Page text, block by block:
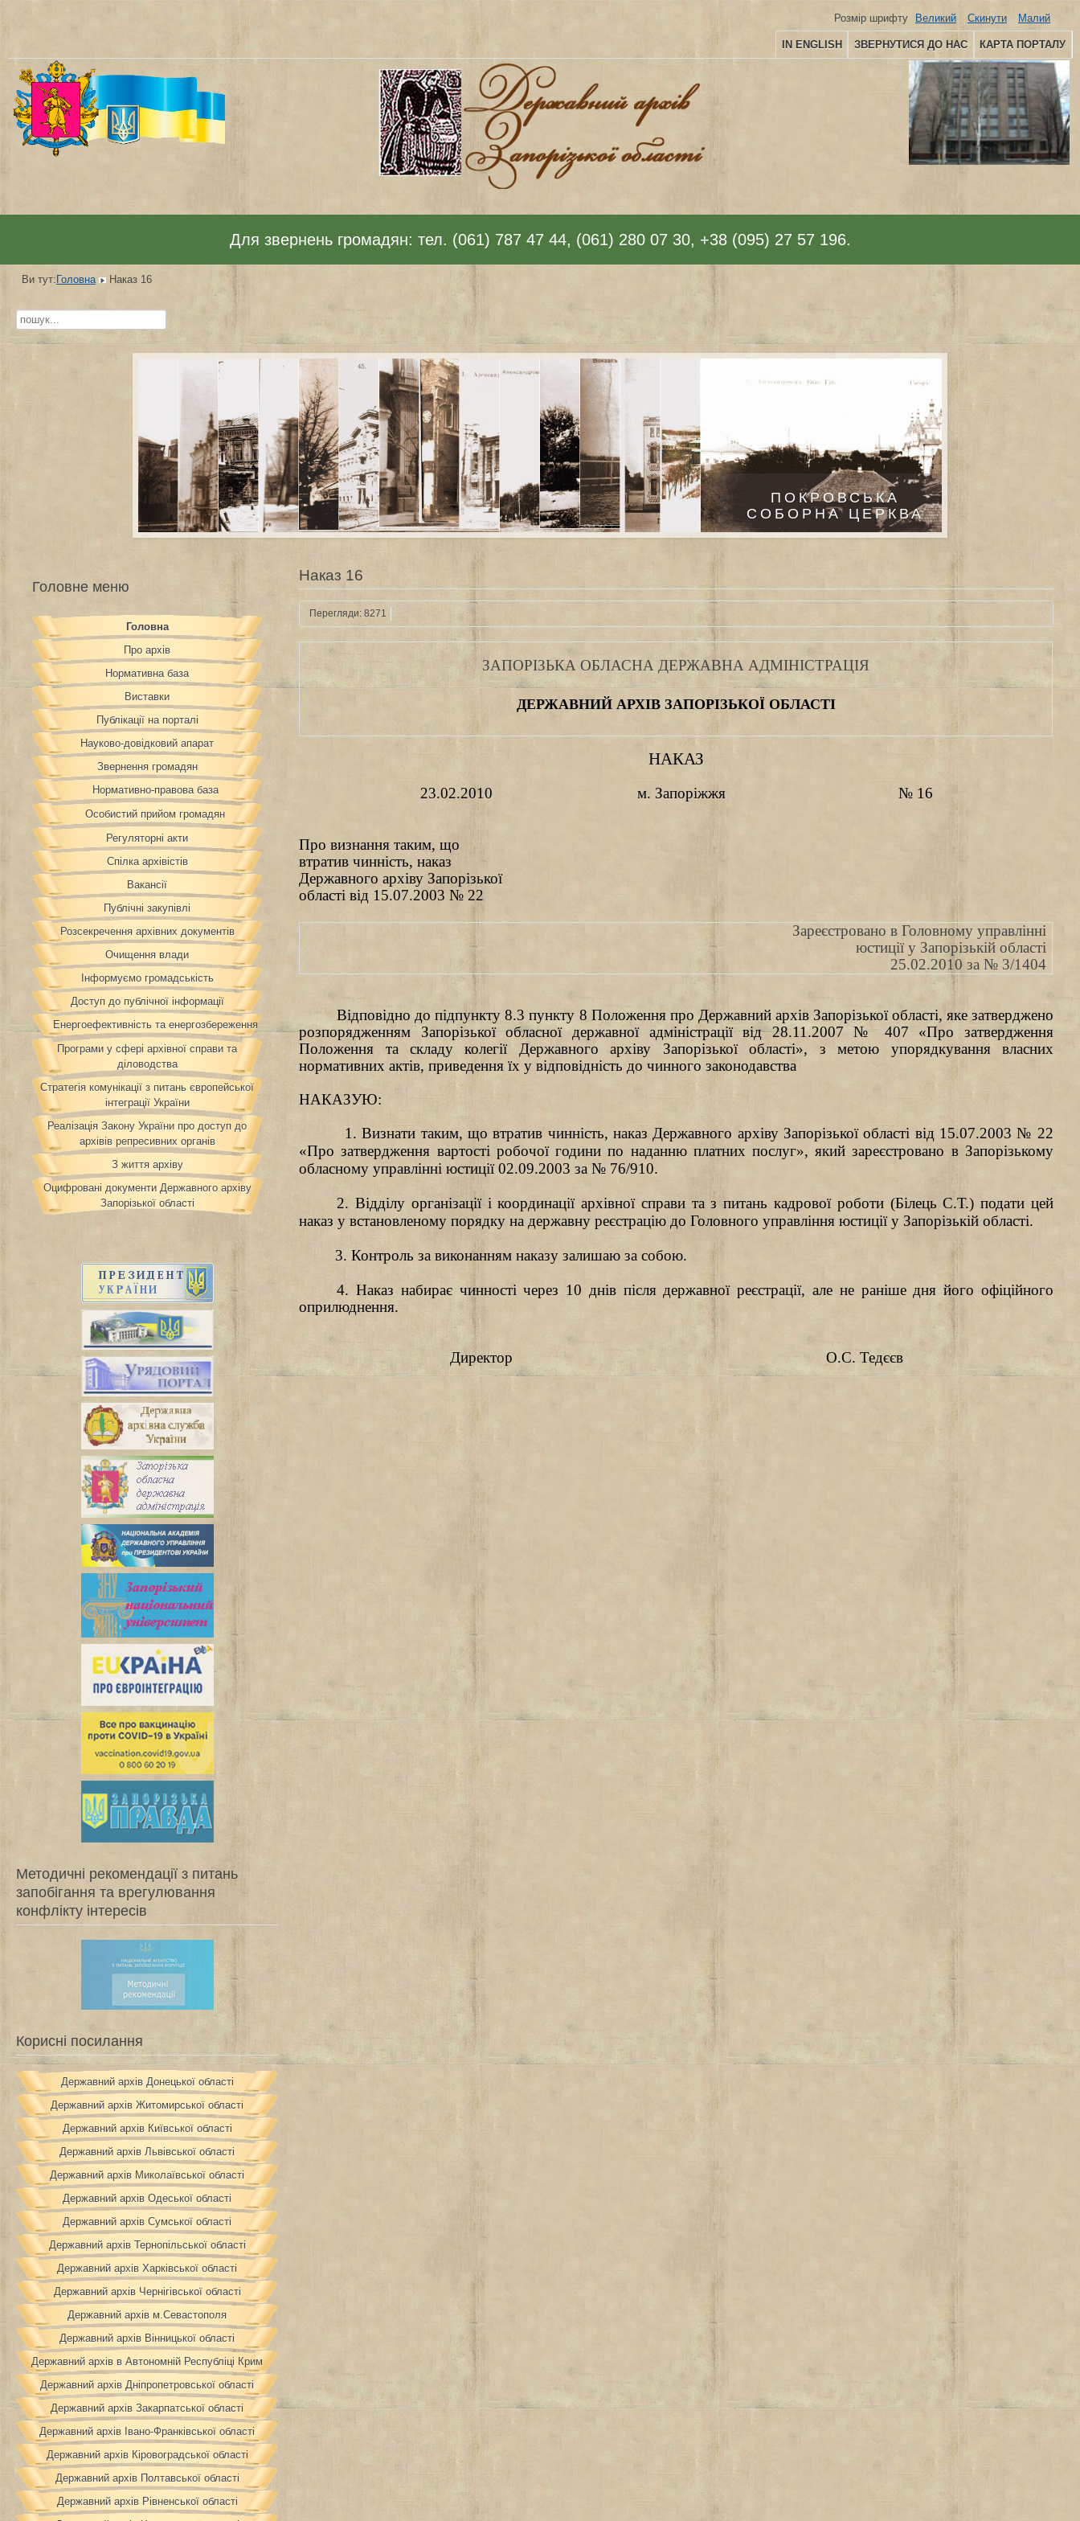
IN ENGLISH ЗВЕРНУТИСЯ ДО НАС КАРТА ПОРТАЛУ
Розмір шрифту Великий Скинути Малий
Для звернень громадян: тел. (061) 787 47 44, (061) 280 07 30, +38 (095) 27 57 196.
Ви тут: Головна Наказ 16
Пошук...
ПОКРОВСЬКА
СОБОРНА ЦЕРКВА
Головне меню
Головна
Про архів
Нормативна база
Виставки
Публікації на порталі
Науково-довідковий апарат
Звернення громадян
Нормативно-правова база
Особистий прийом громадян
Регуляторні акти
Спілка архівістів
Вакансії
Публічні закупівлі
Розсекречення архівних документів
Очищення влади
Інформуємо громадськість
Доступ до публічної інформації
Енергоефективність та енергозбереження
Програми у сфері архівної справи та
діловодства
Стратегія комунікації з питань європейської
інтеграції України
Реалізація Закону України про доступ до
архівів репресивних органів
З життя архіву
Оцифровані документи Державного архіву
Запорізької області
Методичні рекомендації з питань
запобігання та врегулювання
конфлікту інтересів
Корисні посилання
Державний архів Донецької області
Державний архів Житомирської області
Державний архів Київської області
Державний архів Львівської області
Державний архів Миколаївської області
Державний архів Одеської області
Державний архів Сумської області
Державний архів Тернопільської області
Державний архів Харківської області
Державний архів Чернігівської області
Державний архів м.Севастополя
Державний архів Вінницької області
Державний архів в Автономній Республіці Крим
Державний архів Дніпропетровської області
Державний архів Закарпатської області
Державний архів Івано-Франківської області
Державний архів Кіровоградської області
Державний архів Полтавської області
Державний архів Рівненської області
Наказ 16
Перегляди: 8271
ЗАПОРІЗЬКА ОБЛАСНА ДЕРЖАВНА АДМІНІСТРАЦІЯ
ДЕРЖАВНИЙ АРХІВ ЗАПОРІЗЬКОЇ ОБЛАСТІ
НАКАЗ
23.02.2010 м. Запоріжжя № 16
Про визнання таким, що
втратив чинність, наказ
Державного архіву Запорізької
області від 15.07.2003 №22
Зареєстровано в Головному управлінні
юстиції у Запорізькій області
25.02.2010 за № 3/1404
Відповідно до підпункту 8.3 пункту 8 Положення про Державний архів Запорізької області, яке затверджено
розпорядженням Запорізької обласної державної адміністрації від 28.11.2007 № 407 «Про затвердження
Положення та складу колегії Державного архіву Запорізької області», з метою упорядкування власних
нормативних актів, приведення їх у відповідність до чинного законодавства
НАКАЗУЮ:
1.Визнати таким, що втратив чинність, наказ Державного архіву Запорізької області від 15.07.2003 № 22
«Про затвердження вартості робочої години по наданню платних послуг», який зареєстровано в Запорізькому
обласному управлінні юстиції 02.09.2003 за № 76/910.
2. Відділу організації і координації архівної справи та з питань кадрової роботи (Білець С.Т.) подати цей
наказ у встановленому порядку на державну реєстрацію до Головного управління юстиції у Запорізькій області.
3. Контроль за виконанням наказу залишаю за собою.
4. Наказ набирає чинності через 10 днів після державної реєстрації, але не раніше дня його офіційного
оприлюднення.
Директор О.С. Тедєєв